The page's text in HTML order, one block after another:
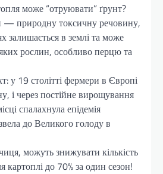
може “отруювати” ґрунт?
— природну токсичну речовину,
залишається в землі та може
рослин, особливо перцю та
у 19 столітті фермери в Європі
і через постійне вирощування
спалахнула епідемія
до Великого голоду в
можуть знижувати кількість
картоплі до 70% за один сезон!